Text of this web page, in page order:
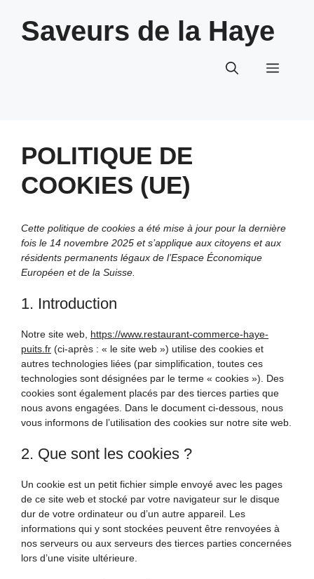
contenuSaveurs de la Haye
Menu
POLITIQUE DE
COOKIES (UE)
Cette politique de cookies a été mise à jour pour la dernière
fois le 14 novembre 2025 et s’applique aux citoyens et aux
résidents permanents légaux de l’Espace Économique
Européen et de la Suisse.
1. Introduction
Notre site web, https://www.restaurant-commerce-haye-
puits.fr (ci-après : « le site web ») utilise des cookies et
autres technologies liées (par simplification, toutes ces
technologies sont désignées par le terme « cookies »). Des
cookies sont également placés par des tierces parties que
nous avons engagées. Dans le document ci-dessous, nous
vous informons de l’utilisation des cookies sur notre site web.
2. Que sont les cookies ?
Un cookie est un petit fichier simple envoyé avec les pages
de ce site web et stocké par votre navigateur sur le disque
dur de votre ordinateur ou d’un autre appareil. Les
informations qui y sont stockées peuvent être renvoyées à
nos serveurs ou aux serveurs des tierces parties concernées
lors d’une visite ultérieure.